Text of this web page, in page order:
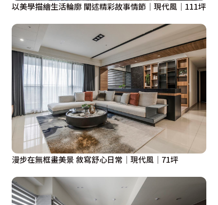
以美學描繪生活輪廓 闡述精彩故事情節｜現代風｜111坪
漫步在無框畫美景 敘寫舒心日常｜現代風｜71坪